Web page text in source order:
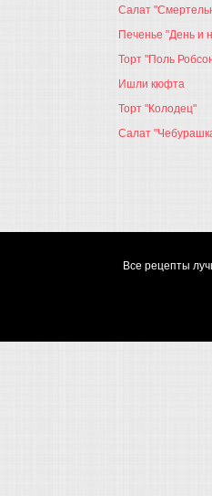
Салат
Печенье "День и
Торт "Поль
Ишли кюфта
Торт "Колодец"
Салат
Все рецепты